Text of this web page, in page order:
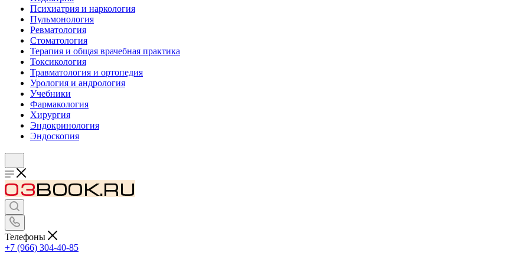
Психиатрия и наркология
Пульмонология
Ревматология
Стоматология
Терапия и общая врачебная практика
Токсикология
Травматология и ортопедия
Урология и андрология
Учебники
Фармакология
Хирургия
Эндокринология
Эндоскопия
Телефоны
+7 (966) 304-40-85